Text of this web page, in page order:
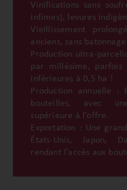
Vinifications sans
infimes), levures
Vieillissement
anciens, sans
Production ultra-
par millésime, parfois
inférieures à 0,5 ha !
Production annuelle :
bouteilles, avec
supérieure à l’offre.
Exportation : Une
États-Unis, Japon,
rendant l’accès aux